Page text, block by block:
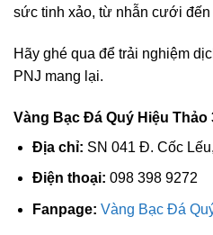
sức tinh xảo, từ nhẫn cưới đến
Hãy ghé qua để trải nghiệm
PNJ mang lại.
Vàng Bạc Đá Quý Hiệu Thảo
Địa chỉ: SN 041 Đ. Cốc
Điện thoại: 098 398 9272
Fanpage: Vàng Bạc Đá